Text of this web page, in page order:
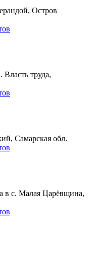
Остров
труда,
Самарская обл.
в с. Малая Царёвщина,